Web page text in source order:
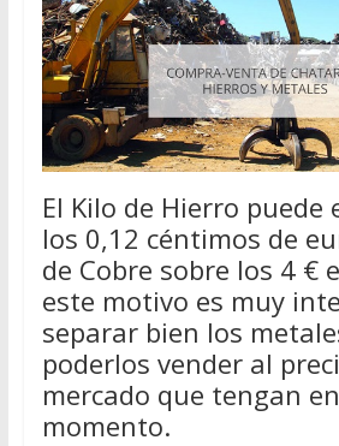
El Kilo de Hierro puede
los 0,12 céntimos de
de Cobre sobre los 4 €
este motivo es muy
separar bien los
poderlos vender al
mercado que tengan
momento.